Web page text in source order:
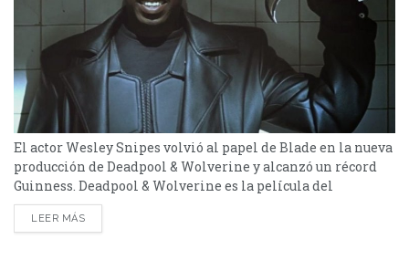
El actor Wesley Snipes volvió al papel de Blade en la nueva
producción de Deadpool & Wolverine y alcanzó un récord
Guinness. Deadpool & Wolverine es la película del
momento. Si bien tuvo errores que se dejaron ver en las
redes, un dato que no conocías sobre el personaje y hasta
LEER MÁS